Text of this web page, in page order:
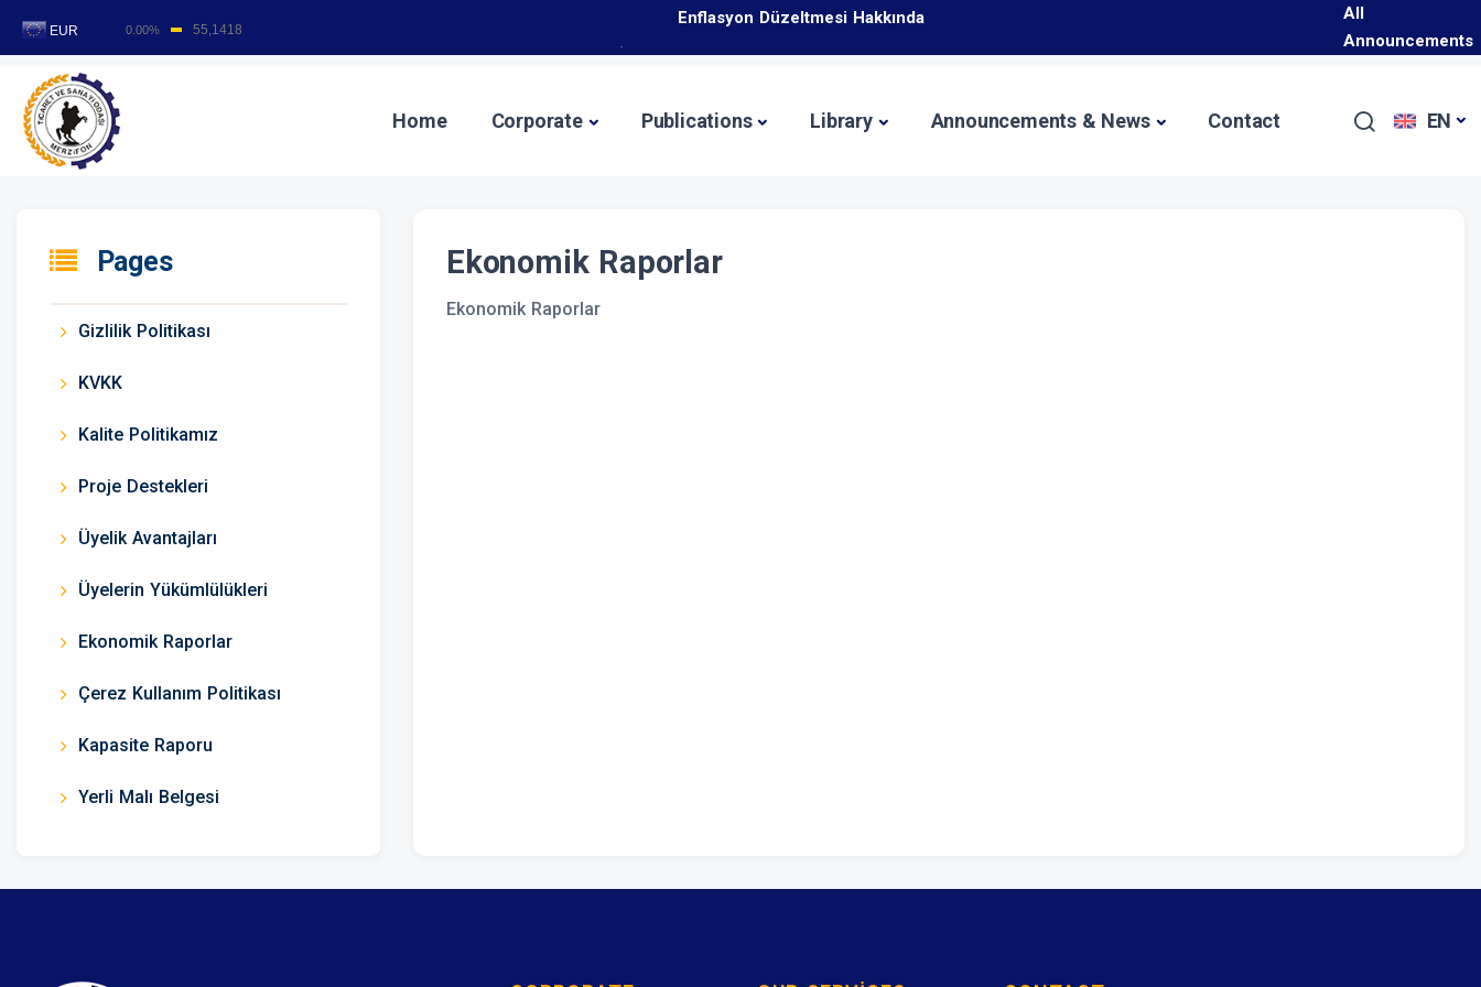
Ticaret Bakanlığı İhracat Süreçleri ve Devlet Destekleri Eğitim Programı Hakkında
All
Announcements
Home Corporate Publications Library Announcements & News Contact EN
Pages
Gizlilik Politikası
KVKK
Kalite Politikamız
Proje Destekleri
Üyelik Avantajları
Üyelerin Yükümlülükleri
Ekonomik Raporlar
Çerez Kullanım Politikası
Kapasite Raporu
Yerli Malı Belgesi
Ekonomik Raporlar
Ekonomik Raporlar